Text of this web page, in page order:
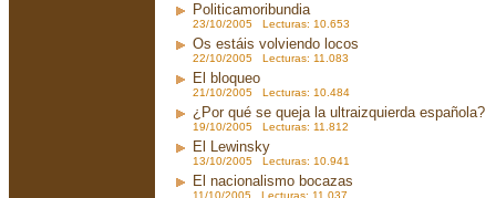
Politicamoribundia
23/10/2005 Lecturas: 10.653
Os estáis volviendo locos
22/10/2005 Lecturas: 11.083
El bloqueo
21/10/2005 Lecturas: 10.484
¿Por qué se queja la ultraizquierda española?
19/10/2005 Lecturas: 11.812
El Lewinsky
13/10/2005 Lecturas: 10.941
El nacionalismo bocazas
11/10/2005 Lecturas: 11.037